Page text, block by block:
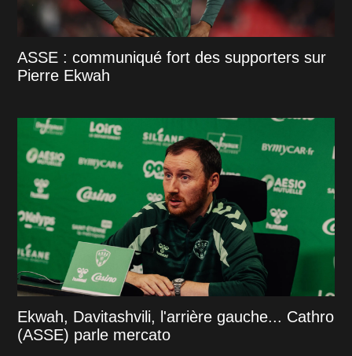
ASSE : communiqué fort des supporters sur
Pierre Ekwah
Ekwah, Davitashvili, l'arrière gauche... Cathro
(ASSE) parle mercato